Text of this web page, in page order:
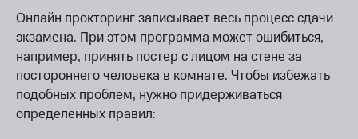
Онлайн прокторинг записывает весь процесс сдачи
экзамена. При этом программа может ошибиться,
например, принять постер с лицом на стене за
постороннего человека в комнате. Чтобы избежать
подобных проблем, нужно придерживаться
определенных правил: